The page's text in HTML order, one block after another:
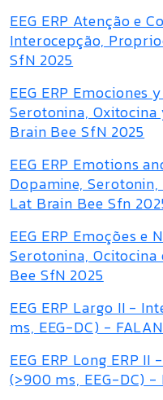
EEG ERP Atenção e
Interocepção,
SfN 2025
EEG ERP Emociones
Serotonina,
Brain Bee SfN 2025
EEG ERP Emotions
Dopamine,
Lat Brain Bee Sfn
EEG ERP Emoções e
Serotonina,
Bee SfN 2025
EEG ERP Largo II -
ms, EEG-DC) -
EEG ERP Long ERP
(>900 ms, EEG-DC)